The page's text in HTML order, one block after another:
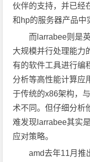
伙伴的支持，并已经
和hp的服务器产品中
而larrabee则是
大规模并行处理能力
有的软件工具进行编
分析等高性能计算应
于传统的x86架构，
术不同。但仔细分析
难发现larrabee其实
应对策略。
amd去年11月推